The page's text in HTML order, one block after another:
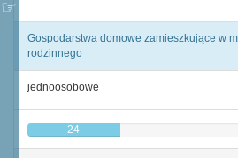
Gospodarstwa domowe zamieszkujące w
rodzinnego
jednoosobowe
24